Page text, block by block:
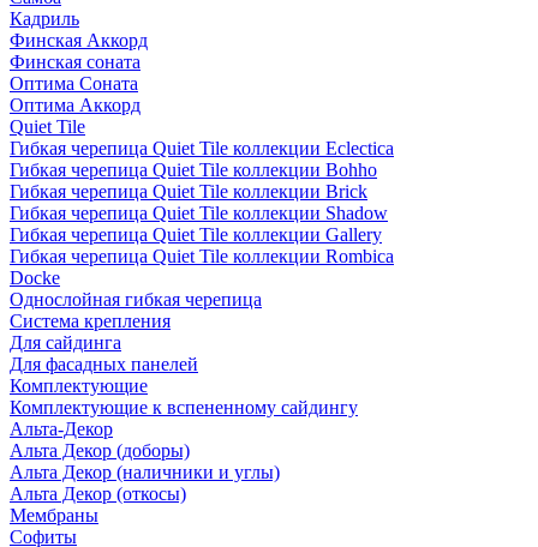
Кадриль
Финская Аккорд
Финская соната
Оптима Соната
Оптима Аккорд
Quiet Tile
Гибкая черепица Quiet Tile коллекции Eclectica
Гибкая черепица Quiet Tile коллекции Bohho
Гибкая черепица Quiet Tile коллекции Brick
Гибкая черепица Quiet Tile коллекции Shadow
Гибкая черепица Quiet Tile коллекции Gallery
Гибкая черепица Quiet Tile коллекции Rombica
Docke
Однослойная гибкая черепица
Система крепления
Для сайдинга
Для фасадных панелей
Комплектующие
Комплектующие к вспененному сайдингу
Альта-Декор
Альта Декор (доборы)
Альта Декор (наличники и углы)
Альта Декор (откосы)
Мембраны
Софиты